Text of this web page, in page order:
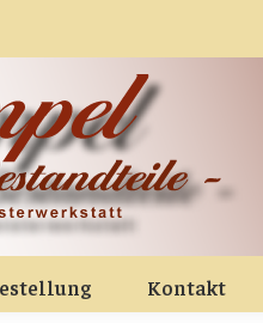
Kontakt